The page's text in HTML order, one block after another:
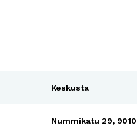
Keskusta
Nummikatu 29,